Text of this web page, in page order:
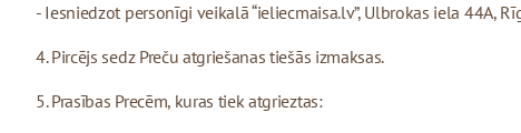
- Iesniedzot personīgi veikalā “ieliecmaisa.lv”, Ulbrokas iela 44A,
4. Pircējs sedz Preču atgriešanas tiešās izmaksas.
5. Prasības Precēm, kuras tiek atgrieztas: